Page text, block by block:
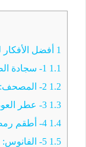
1 أفضل الأفكار
1.1
1.2
1.3
1.4
1.5